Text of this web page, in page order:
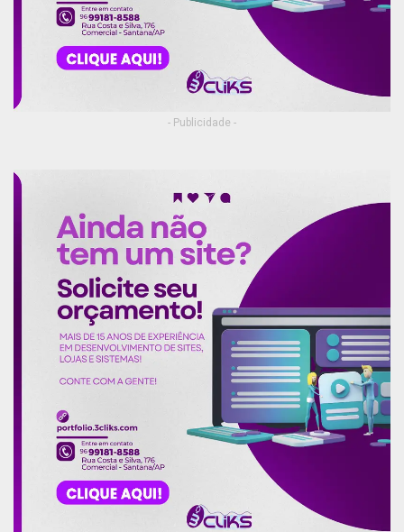
- Publicidade -